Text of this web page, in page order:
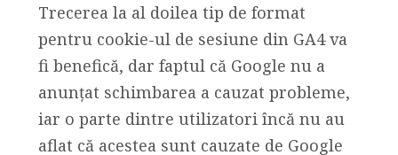
Trecerea la al doilea tip de format
pentru cookie-ul de sesiune din GA4 va
fi benefică, dar faptul că Google nu a
anunțat schimbarea a cauzat probleme,
iar o parte dintre utilizatori încă nu au
aflat că acestea sunt cauzate de Google